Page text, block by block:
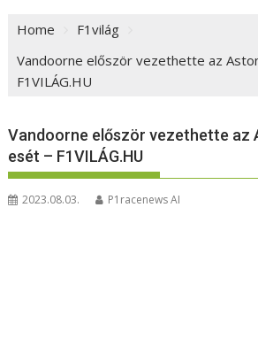
Home
F1világ
Vandoorne először vezethette az
F1VILÁG.HU
Vandoorne először vezethette az
esét – F1VILÁG.HU
2023.08.03. P1racenews AI